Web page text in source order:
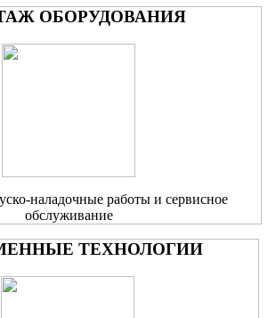
ОБОРУДОВАНИЯ
наладочные работы и сервисное
обслуживание
ТЕХНОЛОГИИ